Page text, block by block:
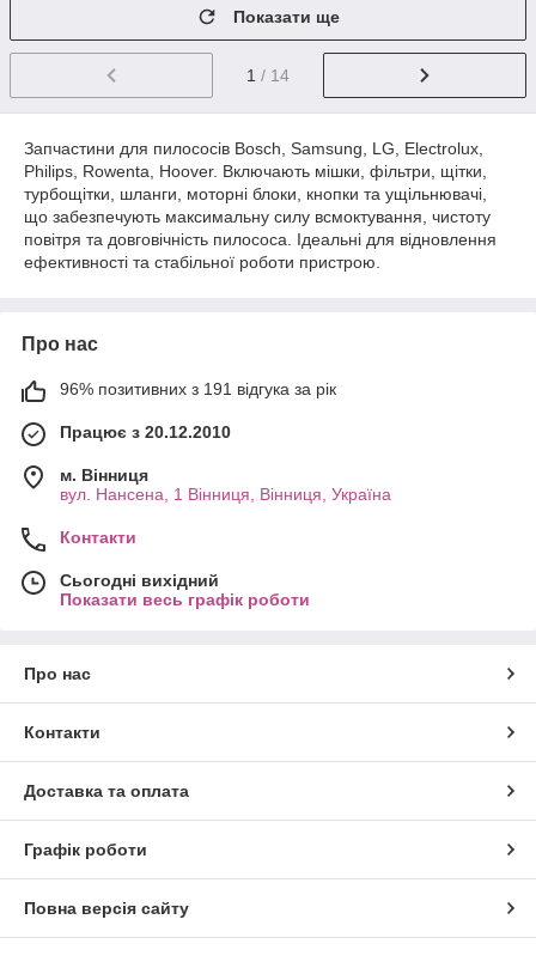
Показати ще
1 / 14
Запчастини для пилососів Bosch, Samsung, LG, Electrolux,
Philips, Rowenta, Hoover. Включають мішки, фільтри, щітки,
турбощітки, шланги, моторні блоки, кнопки та ущільнювачі,
що забезпечують максимальну силу всмоктування, чистоту
повітря та довговічність пилососа. Ідеальні для відновлення
ефективності та стабільної роботи пристрою.
Про нас
96% позитивних з 191 відгука за рік
Працює з 20.12.2010
м. Вінниця
вул. Нансена, 1 Вінниця, Вінниця, Україна
Контакти
Сьогодні вихідний
Показати весь графік роботи
Про нас
Контакти
Доставка та оплата
Графік роботи
Повна версія сайту